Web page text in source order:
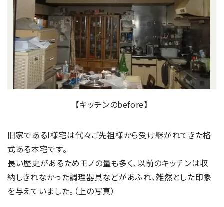
【キッチンのbefore】
旧家であるI様宅は代々ご先祖様から受け継がれてきた格
式ある本宅です。
長い歴史があるためモノの量も多く、以前のキッチンは収
納しきれなかった調理器具などがあふれ、雑然とした印象
を与えていました。（上の写真）